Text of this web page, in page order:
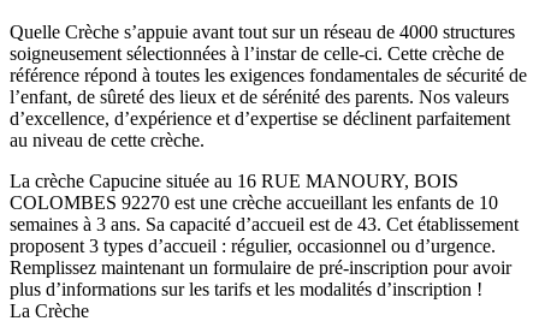
Quelle Crèche s’appuie avant tout sur un réseau de 4000 structures
soigneusement sélectionnées à l’instar de celle-ci. Cette crèche de
référence répond à toutes les exigences fondamentales de sécurité de
l’enfant, de sûreté des lieux et de sérénité des parents. Nos valeurs
d’excellence, d’expérience et d’expertise se déclinent parfaitement
au niveau de cette crèche.
La crèche Capucine située au 16 RUE MANOURY, BOIS
COLOMBES 92270 est une crèche accueillant les enfants de 10
semaines à 3 ans. Sa capacité d’accueil est de 43. Cet établissement
proposent 3 types d’accueil : régulier, occasionnel ou d’urgence.
Remplissez maintenant un formulaire de pré-inscription pour avoir
plus d’informations sur les tarifs et les modalités d’inscription !
La Crèche